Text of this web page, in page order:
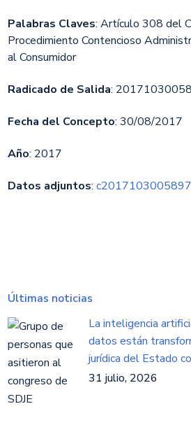
Palabras Claves: Artículo 308 del
Procedimiento Contencioso
al Consumidor
Radicado de Salida:
Fecha del Concepto: 30/08/2017
Año: 2017
Datos adjuntos:
Últimas noticias
La inteligencia
datos están
jurídica del Estado
31 julio, 2026